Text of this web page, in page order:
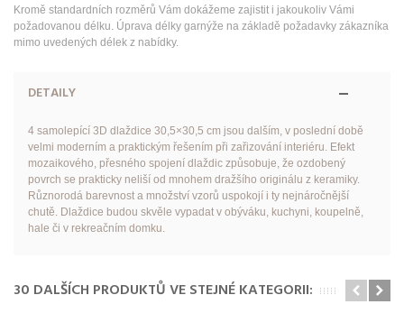
Kromě standardních rozměrů Vám dokážeme zajistit i jakoukoliv Vámi
požadovanou délku. Úprava délky garnýže na základě požadavky zákazníka
mimo uvedených délek z nabídky.
DETAILY
4 samolepící 3D dlaždice 30,5×30,5 cm jsou dalším, v poslední době
velmi moderním a praktickým řešením při zařizování interiéru. Efekt
mozaikového, přesného spojení dlaždic způsobuje, že ozdobený
povrch se prakticky neliší od mnohem dražšího originálu z keramiky.
Různorodá barevnost a množství vzorů uspokojí i ty nejnáročnější
chutě. Dlaždice budou skvěle vypadat v obýváku, kuchyni, koupelně,
hale či v rekreačním domku.
30 DALŠÍCH PRODUKTŮ VE STEJNÉ KATEGORII: